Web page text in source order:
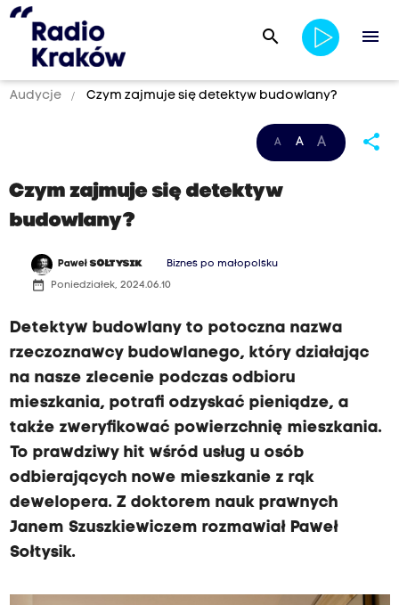
search menu
Audycje Czym zajmuje się detektyw budowlany?
A A A share
Czym zajmuje się detektyw
budowlany?
PawełSOŁTYSIK Biznes po małopolsku
date_range Poniedziałek, 2024.06.10
Detektyw budowlany to potoczna nazwa
rzeczoznawcy budowlanego, który działając
na nasze zlecenie podczas odbioru
mieszkania, potrafi odzyskać pieniądze, a
także zweryfikować powierzchnię mieszkania.
To prawdziwy hit wśród usług u osób
odbierających nowe mieszkanie z rąk
dewelopera. Z doktorem nauk prawnych
Janem Szuszkiewiczem rozmawiał Paweł
Sołtysik.